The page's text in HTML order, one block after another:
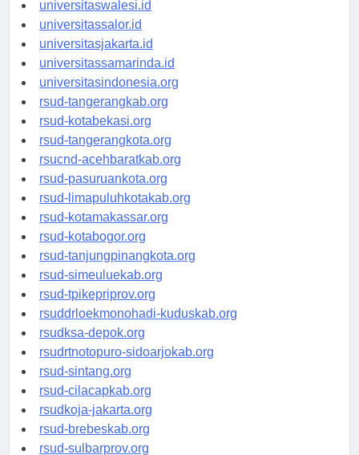
universitaswalesi.id
universitassalor.id
universitasjakarta.id
universitassamarinda.id
universitasindonesia.org
rsud-tangerangkab.org
rsud-kotabekasi.org
rsud-tangerangkota.org
rsucnd-acehbaratkab.org
rsud-pasuruankota.org
rsud-limapuluhkotakab.org
rsud-kotamakassar.org
rsud-kotabogor.org
rsud-tanjungpinangkota.org
rsud-simeuluekab.org
rsud-tpikepriprov.org
rsuddrloekmonohadi-kuduskab.org
rsudksa-depok.org
rsudrtnotopuro-sidoarjokab.org
rsud-sintang.org
rsud-cilacapkab.org
rsudkoja-jakarta.org
rsud-brebeskab.org